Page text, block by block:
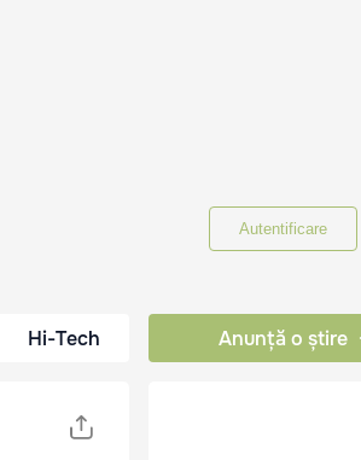
Autentificare
Hi-Tech Anunță o știre